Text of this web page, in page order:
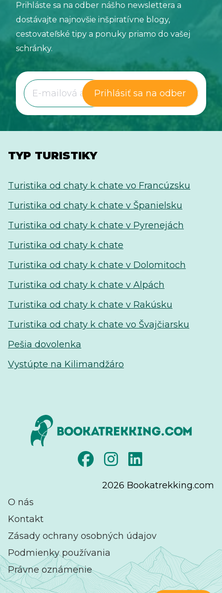
Prihláste sa na odber nášho newslettera a
dostávajte najnovšie inšpiratívne blogy,
cestovateľské tipy a ponuky priamo do vašej
schránky.
Prihlásiť sa na odber
TYP TURISTIKY
Turistika od chaty k chate vo Francúzsku
Turistika od chaty k chate v Španielsku
Turistika od chaty k chate v Pyrenejách
Turistika od chaty k chate
Turistika od chaty k chate v Dolomitoch
Turistika od chaty k chate v Alpách
Turistika od chaty k chate v Rakúsku
Turistika od chaty k chate vo Švajčiarsku
Pešia dovolenka
Vystúpte na Kilimandžáro
2026 Bookatrekking.com
O nás
Kontakt
Zásady ochrany osobných údajov
Podmienky používania
Právne oznámenie